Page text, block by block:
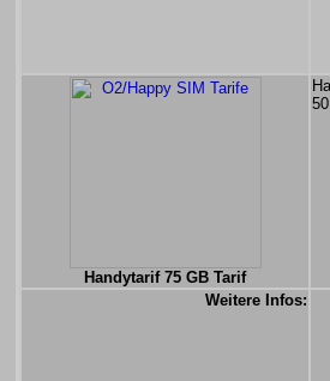
Handytarif 75 GB Tarif
Weitere Infos: